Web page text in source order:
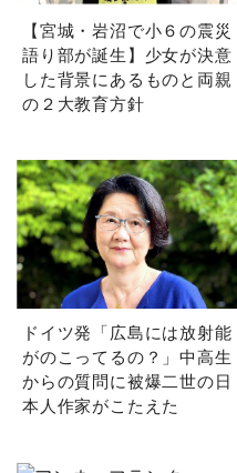
【宮城・岩沼で小６の震災
語り部が誕生】少女が決意
した背景にあるものと両親
の２大教育方針
ドイツ発「広島には放射能
がのこってるの？」中高生
からの質問に被爆二世の日
本人作家がこたえた